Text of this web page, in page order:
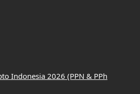
Indonesia 2026 (PPN & PPh